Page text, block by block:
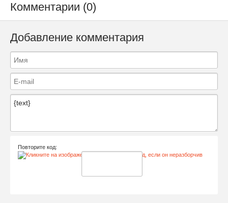
Комментарии (0)
Добавление комментария
Повторите код: